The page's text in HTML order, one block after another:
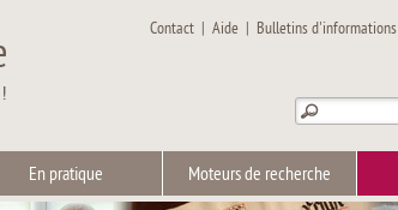
Contact |Aide | Bulletins d'informations
En pratique Moteurs de recherche